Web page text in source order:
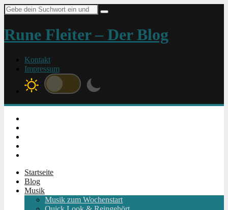
Suche
nach:
Rune Fleiter – Der Blog
Kontakt
Impressum
Startseite
Blog
Musik
Musik zum Wochenstart